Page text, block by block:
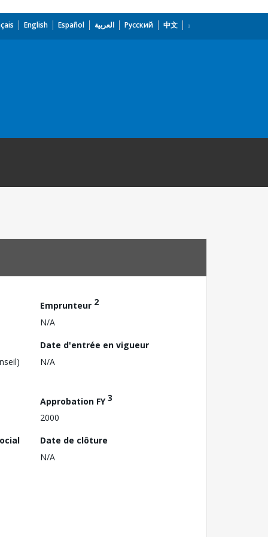
English Español العربية Русский 中文
Emprunteur 2
N/A
Date d'entrée en vigueur
N/A
Approbation FY3
2000
Date de clôture
N/A